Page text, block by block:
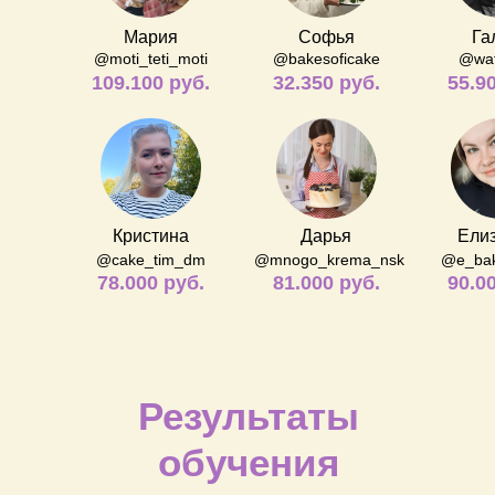
Мария
@moti_teti_moti
109.100 руб.
Софья
@bakesoficake
32.350 руб.
Кристина
@cake_tim_dm
78.000 руб.
Дарья
@mnogo_krema_nsk
81.000 руб.
Результаты
обучения